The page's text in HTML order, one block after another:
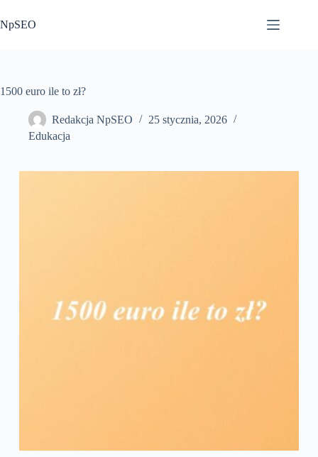
do
treści
NpSEO
1500 euro ile to zł?
Redakcja NpSEO
25 stycznia, 2026
Edukacja